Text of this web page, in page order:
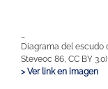
Diagrama del escudo
Steveoc 86, CC BY 3.0)
> Ver link en imagen